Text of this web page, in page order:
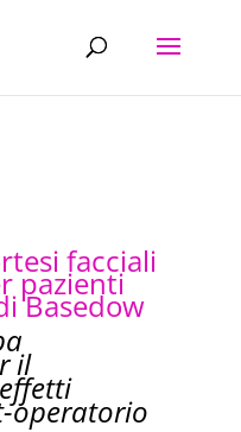
facciali
pazienti
Basedow
il
operatorio